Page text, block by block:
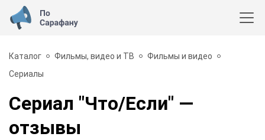
Каталог Фильмы, видео и ТВ
Фильмы и видео
Сериалы
Сериал "Что/Если" —
отзывы